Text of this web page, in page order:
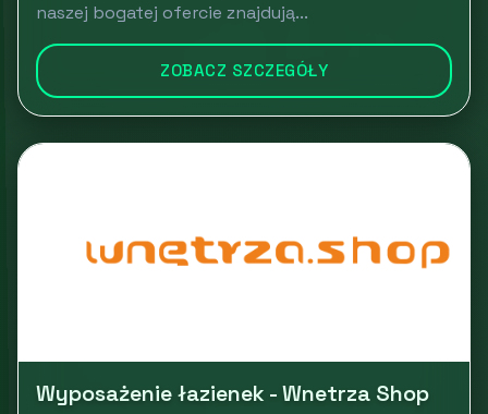
naszej bogatej ofercie znajdują...
ZOBACZ SZCZEGÓŁY
Wyposażenie łazienek - Wnetrza Shop